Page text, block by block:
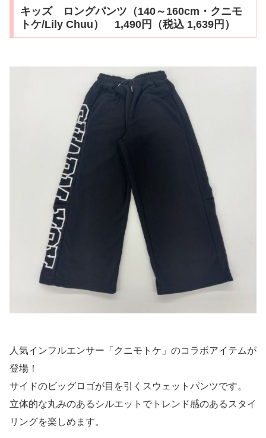
キッズ ロングパンツ（140～160cm・クニモ
トケ/Lily Chuu） 1,490円（税込 1,639円）
人気インフルエンサー「クニモトケ」のコラボアイテムが
登場！
サイドのビッグロゴが目を引くスウェットパンツです。
立体的な丸みのあるシルエットでトレンド感のあるスタイ
リングを楽しめます。